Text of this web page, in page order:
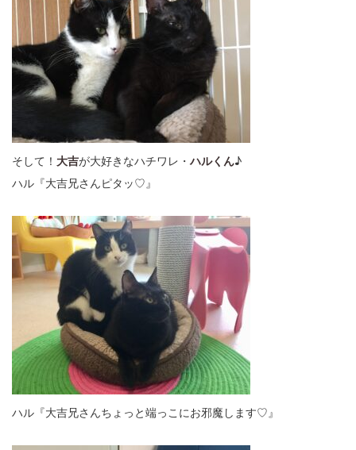
そして！ 大吉が大好きなハチワレ・ハルくん♪
ハル『大吉兄さんピタッ♡』
ハル『大吉兄さんちょっと端っこにお邪魔します♡』